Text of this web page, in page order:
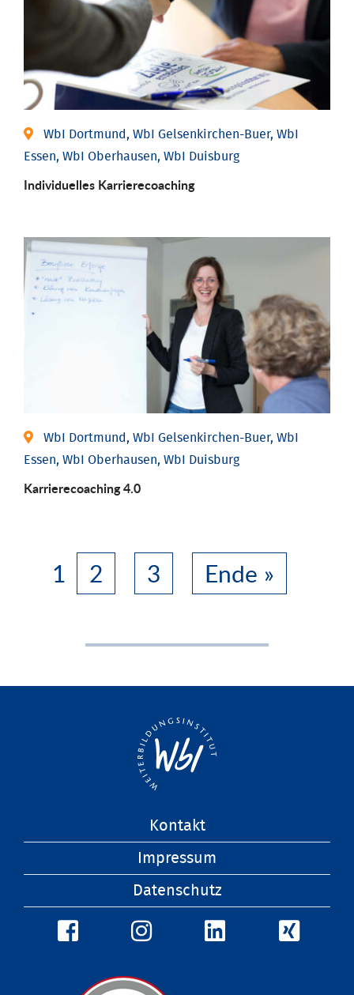
WbI Dortmund, WbI Gelsenkirchen-Buer, WbI
Essen, WbI Oberhausen, WbI Duisburg
Individu­elles Karrierecoaching
WbI Dortmund, WbI Gelsenkirchen-Buer, WbI
Essen, WbI Oberhausen, WbI Duisburg
Karriere­coaching 4.0
1 2 3 Ende »
Kontakt
Impressum
Datenschutz